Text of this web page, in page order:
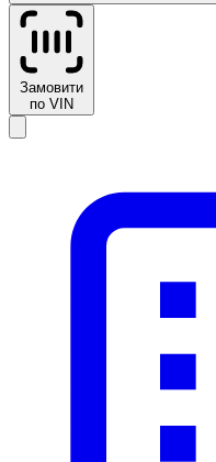
Замовити
по VIN